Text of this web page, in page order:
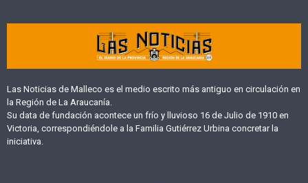
Las Noticias de Malleco es el medio escrito más antiguo en circulación en
la Región de La Araucanía.
Su data de fundación acontece un frío y lluvioso 16 de Julio de 1910 en
Victoria, correspondiéndole a la Familia Gutiérrez Urbina concretar la
iniciativa.